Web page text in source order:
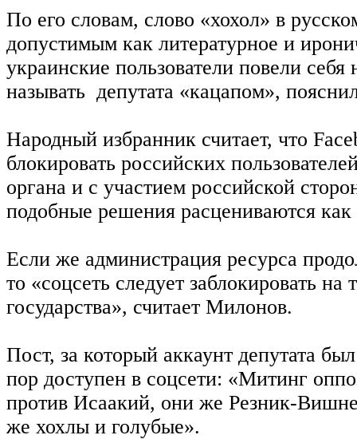
По его словам, слово «хохол» в
допустимым как литературное и
украинские пользователи повели себя
называть депутата «кацапом»,
Народный избранник считает, что
блокировать российских
органа и с участием российской
подобные решения расцениваются
Если же администрация ресурса
то «соцсеть следует заблокировать на
государства», считает Милонов.
Пост, за который аккаунт депутата
пор доступен в соцсети: «Митинг
против Исаакий, они же Резник-
же хохлы и голубые».